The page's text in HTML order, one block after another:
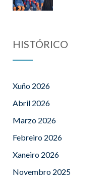
HISTÓRICO
Xuño 2026
Abril 2026
Marzo 2026
Febreiro 2026
Xaneiro 2026
Novembro 2025